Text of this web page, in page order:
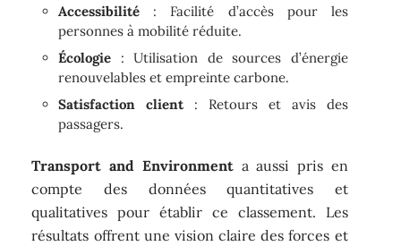
Accessibilité : Facilité d’accès pour les
personnes à mobilité réduite.
Écologie : Utilisation de sources d’énergie
renouvelables et empreinte carbone.
Satisfaction client: Retours et avis des
passagers.
Transport and Environmenta aussi pris en
compte des données quantitatives et
qualitatives pour établir ce classement. Les
résultats offrent une vision claire des forces et